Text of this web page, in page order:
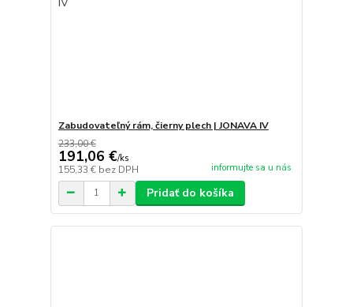
Zabudovateľný rám, čierny plech | JONAVA IV
233,00 €
191,06 €/ks
155,33 € bez DPH informujte sa u nás
Pridať do košíka